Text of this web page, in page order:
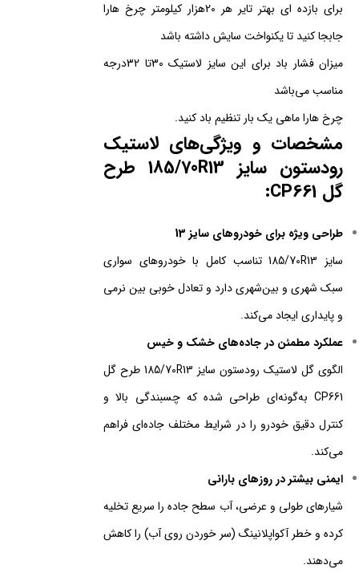
برای بازده ای بهتر تایر هر 20هزار کیلومتر چرخ هارا
جابجا کنید تا یکنواخت سایش داشته باشد
میزان فشار باد برای این سایز لاستیک 30تا 32درجه
مناسب می‌باشد
چرخ هارا ماهی یک بار تنظیم باد کنید.
مشخصات و ویژگی‌های لاستیک
رودستون سایز 185/70R13 طرح
گل CP661:
طراحی ویژه برای خودروهای سایز 13
سایز 185/70R13 تناسب کامل با خودروهای سواری
سبک شهری و بین‌شهری دارد و تعادل خوبی بین نرمی
و پایداری ایجاد می‌کند.
عملکرد مطمئن در جاده‌های خشک و خیس
الگوی گل لاستیک رودستون سایز 185/70R13 طرح گل
CP661 به‌گونه‌ای طراحی شده که چسبندگی بالا و
کنترل دقیق خودرو را در شرایط مختلف جاده‌ای فراهم
می‌کند.
ایمنی بیشتر در روزهای بارانی
شیارهای طولی و عرضی، آب سطح جاده را سریع تخلیه
کرده و خطر آکواپلانینگ (سر خوردن روی آب) را کاهش
می‌دهند.